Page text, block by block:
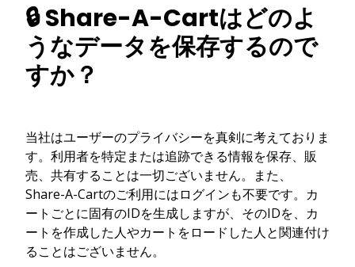
🔒 Share-A-Cartはどのよ
うなデータを保存するので
すか？
当社はユーザーのプライバシーを真剣に考えておりま
す。利用者を特定または追跡できる情報を保存、販
売、共有することは一切ございません。また、
Share-A-Cartのご利用にはログインも不要です。カ
ートごとに固有のIDを生成しますが、そのIDを、カ
ートを作成した人やカートをロードした人と関連付け
ることはございません。